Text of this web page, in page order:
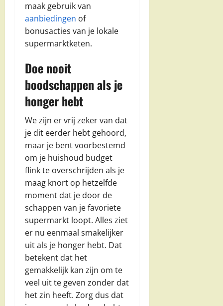
maak gebruik van
aanbiedingen of
bonusacties van je lokale
supermarktketen.
Doe nooit
boodschappen als je
honger hebt
We zijn er vrij zeker van dat
je dit eerder hebt gehoord,
maar je bent voorbestemd
om je huishoud budget
flink te overschrijden als je
maag knort op hetzelfde
moment dat je door de
schappen van je favoriete
supermarkt loopt. Alles ziet
er nu eenmaal smakelijker
uit als je honger hebt. Dat
betekent dat het
gemakkelijk kan zijn om te
veel uit te geven zonder dat
het zin heeft. Zorg dus dat